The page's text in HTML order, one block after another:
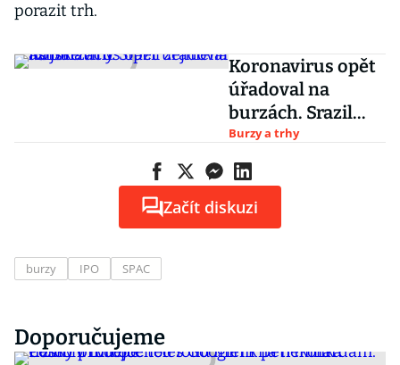
porazit trh.
Koronavirus opět
úřadoval na
burzách. Srazil
zejména asijské
trhy
Burzy a trhy
Začít diskuzi
burzy IPO SPAC
Doporučujeme